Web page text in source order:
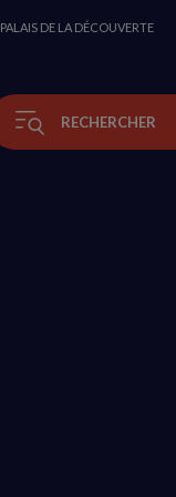
PALAIS DE LA DÉCOUVERTE
RECHERCHER